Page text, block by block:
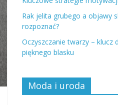
Rak jelita grubego a objawy
rozpoznać?
Oczyszczanie twarzy – klucz
pięknego blasku
Moda i uroda